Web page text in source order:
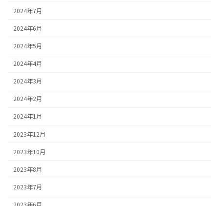
2024年7月
2024年6月
2024年5月
2024年4月
2024年3月
2024年2月
2024年1月
2023年12月
2023年10月
2023年8月
2023年7月